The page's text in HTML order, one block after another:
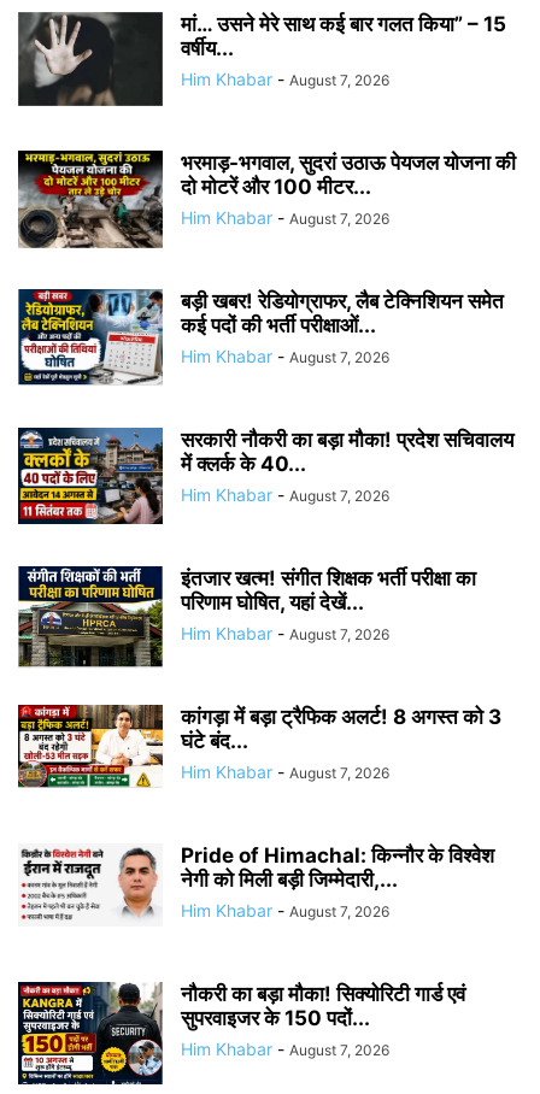
मां… उसने मेरे साथ कई बार गलत किया” – 15
वर्षीय...
Him Khabar - August 7, 2026
भरमाड़-भगवाल, सुदरां उठाऊ पेयजल योजना की
दो मोटरें और 100 मीटर...
Him Khabar - August 7, 2026
बड़ी खबर! रेडियोग्राफर, लैब टेक्निशियन समेत
कई पदों की भर्ती परीक्षाओं...
Him Khabar - August 7, 2026
सरकारी नौकरी का बड़ा मौका! प्रदेश सचिवालय
में क्लर्क के 40...
Him Khabar - August 7, 2026
इंतजार खत्म! संगीत शिक्षक भर्ती परीक्षा का
परिणाम घोषित, यहां देखें...
Him Khabar - August 7, 2026
कांगड़ा में बड़ा ट्रैफिक अलर्ट! 8 अगस्त को 3
घंटे बंद...
Him Khabar - August 7, 2026
Pride of Himachal: किन्नौर के विश्वेश
नेगी को मिली बड़ी जिम्मेदारी,...
Him Khabar - August 7, 2026
नौकरी का बड़ा मौका! सिक्योरिटी गार्ड एवं
सुपरवाइजर के 150 पदों...
Him Khabar - August 7, 2026